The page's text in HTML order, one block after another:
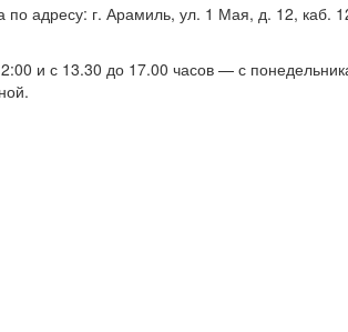
адресу: г. Арамиль, ул. 1 Мая, д. 12, каб.
и с 13.30 до 17.00 часов — с